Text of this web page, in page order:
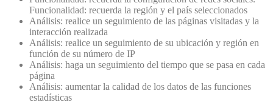
Funcionalidad: recuerda la región y el país seleccionados
Análisis: realice un seguimiento de las páginas visitadas y la
interacción realizada
Análisis: realice un seguimiento de su ubicación y región en
función de su número de IP
Análisis: haga un seguimiento del tiempo que se pasa en cada
página
Análisis: aumentar la calidad de los datos de las funciones
estadísticas